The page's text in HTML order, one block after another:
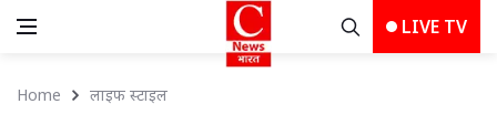
LIVE TV
Home लाइफ स्‍टाइल